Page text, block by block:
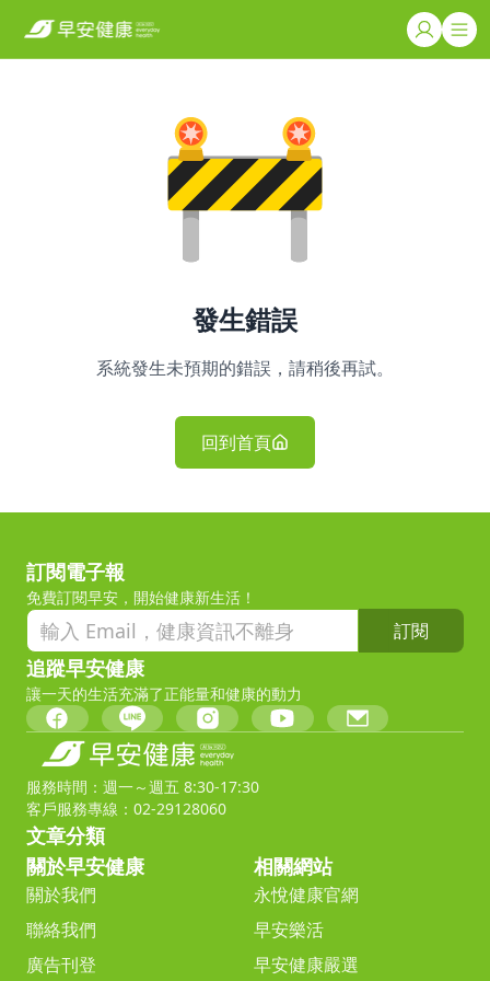
發生錯誤
系統發生未預期的錯誤，請稍後再試。
回到首頁
訂閱電子報
免費訂閱早安，開始健康新生活！
訂閱
追蹤早安健康
讓一天的生活充滿了正能量和健康的動力
服務時間：週一～週五 8:30-17:30
客戶服務專線：02-29128060
文章分類
關於早安健康
關於我們
聯絡我們
廣告刊登
相關網站
永悅健康官網
早安樂活
早安健康嚴選